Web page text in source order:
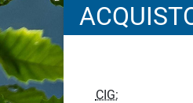
CIG: